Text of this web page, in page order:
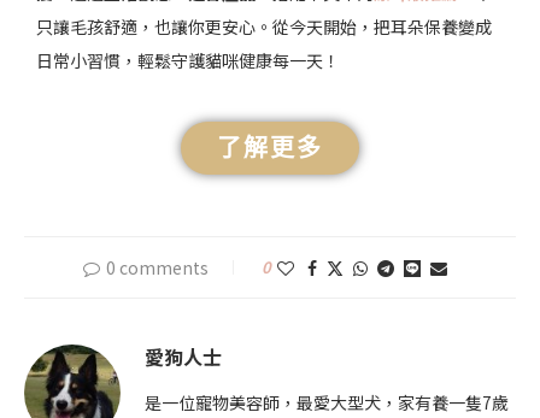
只讓毛孩舒適，也讓你更安心。從今天開始，把耳朵保養變成
日常小習慣，輕鬆守護貓咪健康每一天！
了解更多
0 comments 0
愛狗人士
是一位寵物美容師，最愛大型犬，家有養一隻7歲